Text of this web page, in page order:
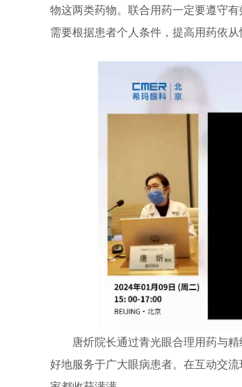
物这两类药物。联合用药一定要遵守
需要根据患者个人条件，提高用药依
唐炘院长通过青光眼合理用药与精
好地服务于广大眼病患者。在互动交